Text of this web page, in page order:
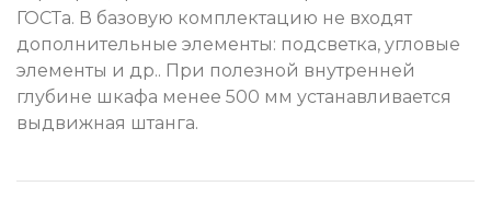
ГОСТа. В базовую комплектацию не входят
дополнительные элементы: подсветка, угловые
элементы и др.. При полезной внутренней
глубине шкафа менее 500 мм устанавливается
выдвижная штанга.